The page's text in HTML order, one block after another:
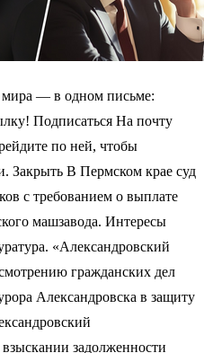
мира — в одном письме:
Подписаться На почту
по ней, чтобы
Закрыть В Пермском крае суд
с требованием о выплате
машзавода. Интересы
«Александровский
гражданских дел
Александровска в защиту
задолженности